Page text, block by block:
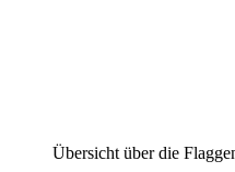
Übersicht über die